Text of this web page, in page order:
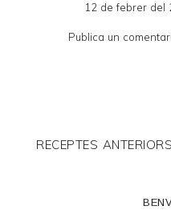
12 de febrer del
Publica un
RECEPTES ANTERIORS